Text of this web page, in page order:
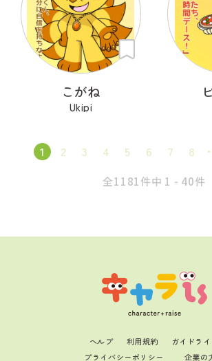
こがね
Ukipi
1 2 3 4 5 6 7 8
全1181件中 1 - 40件
ヘルプ 利用規約
ガイドラ
プライバシーポリシー
企業の